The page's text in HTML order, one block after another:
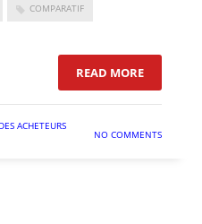
COMPARATIF
READ MORE: QUELLE
ACHETEURS
NO COMMENTS